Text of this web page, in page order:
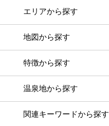
エリアから探す
地図から探す
特徴から探す
温泉地から探す
関連キーワードから探す